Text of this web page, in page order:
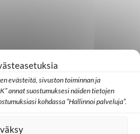
evästeitä, sivuston toiminnan ja
annat suostumuksesi näiden tietojen
kohdassa ”Hallinnoi palveluja”.
Lisää aiheesta